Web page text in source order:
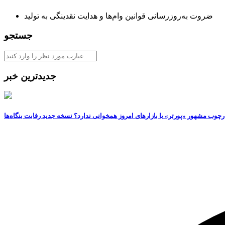
ضروت به‌روزرسانی قوانین وام‌ها و هدایت نقدینگی به تولید
جستجو
جدیدترین خبر
مشهور «پورتر» با بازارهای امروز همخوانی ندارد؟ نسخه جدید رقابت‌ بنگاه‌ها